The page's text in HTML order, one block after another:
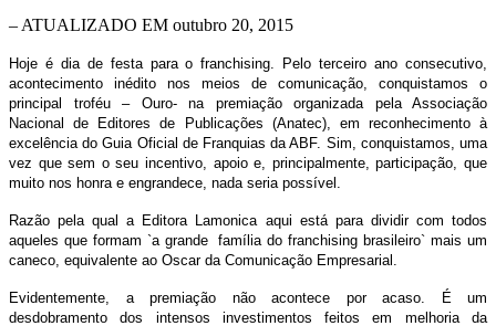
– ATUALIZADO EM outubro 20, 2015
Hoje é dia de festa para o franchising. Pelo terceiro ano consecutivo,
acontecimento inédito nos meios de comunicação, conquistamos o
principal troféu – Ouro- na premiação organizada pela Associação
Nacional de Editores de Publicações (Anatec), em reconhecimento à
excelência do Guia Oficial de Franquias da ABF. Sim, conquistamos, uma
vez que sem o seu incentivo, apoio e, principalmente, participação, que
muito nos honra e engrandece, nada seria possível.
Razão pela qual a Editora Lamonica aqui está para dividir com todos
aqueles que formam `a grande família do franchising brasileiro` mais um
caneco, equivalente ao Oscar da Comunicação Empresarial.
Evidentemente, a premiação não acontece por acaso. É um
desdobramento dos intensos investimentos feitos em melhoria da